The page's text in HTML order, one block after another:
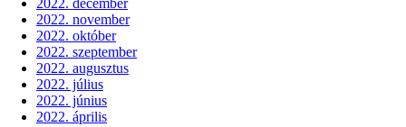
2022. november
2022. október
2022. szeptember
2022. augusztus
2022. július
2022. június
2022. április